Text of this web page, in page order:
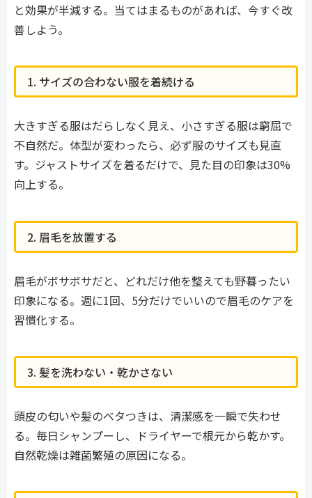
と効果が半減する。当てはまるものがあれば、今すぐ改
善しよう。
1. サイズの合わない服を着続ける
大きすぎる服はだらしなく見え、小さすぎる服は窮屈で
不自然だ。体型が変わったら、必ず服のサイズも見直
す。ジャストサイズを着るだけで、見た目の印象は30%
向上する。
2. 眉毛を放置する
眉毛がボサボサだと、どれだけ他を整えても野暮ったい
印象になる。週に1回、5分だけでいいので眉毛のケアを
習慣化する。
3. 髪を洗わない・乾かさない
頭皮の匂いや髪のベタつきは、清潔感を一瞬で失わせ
る。毎日シャンプーし、ドライヤーで根元から乾かす。
自然乾燥は雑菌繁殖の原因になる。